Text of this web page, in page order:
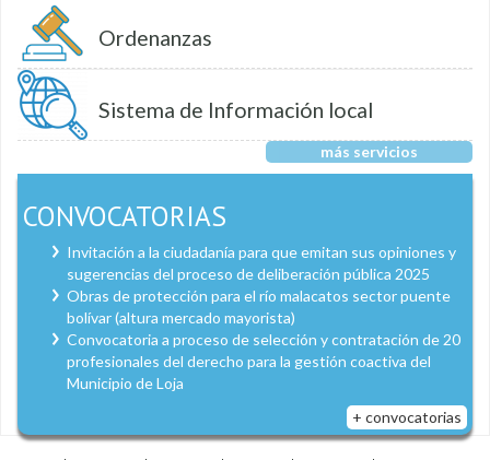
Ordenanzas
Sistema de Información local
más servicios
CONVOCATORIAS
Invitación a la ciudadanía para que emitan sus opiniones y
sugerencias del proceso de deliberación pública 2025
Obras de protección para el río malacatos sector puente
bolívar (altura mercado mayorista)
Convocatoria a proceso de selección y contratación de 20
profesionales del derecho para la gestión coactiva del
Municipio de Loja
+ convocatorias